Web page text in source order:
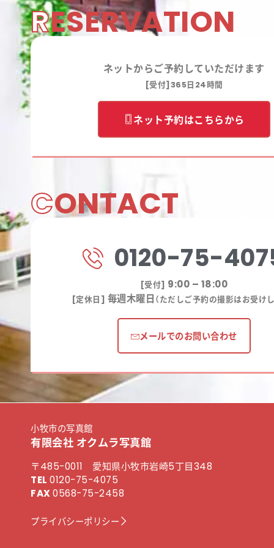
RESERVATION
ネットからご予約していただけます
[受付]365日24時間
ネット予約はこちらから
CONTACT
0120-75-
[受付] 9:00 – 18:00
[定休日] 毎週木曜日 （ただしご予約の撮影はお受け
メールでのお問い合わせ
小牧市の写真館
有限会社 オクムラ写真館
〒485-0011 愛知県小牧市岩崎5丁目348
TEL 0120-75-4075
FAX0568-75-2458
プライバシーポリシー